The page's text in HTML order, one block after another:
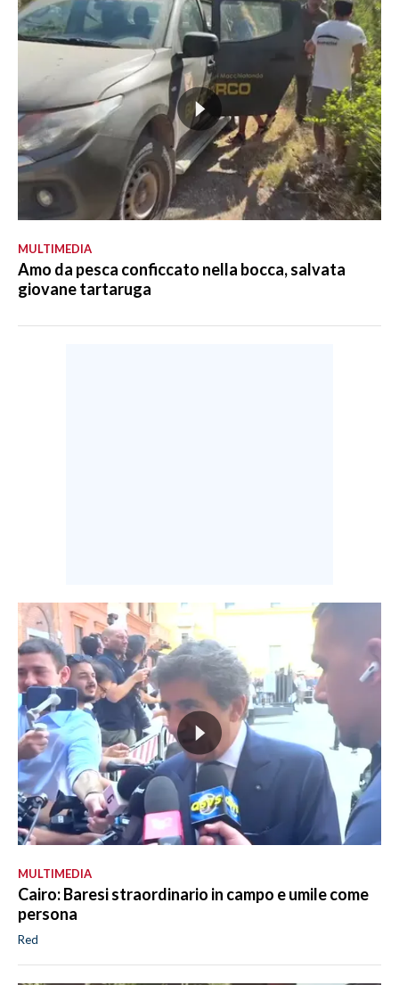
MULTIMEDIA
Amo da pesca conficcato nella bocca, salvata
giovane tartaruga
MULTIMEDIA
Cairo: Baresi straordinario in campo e umile come
persona
Red